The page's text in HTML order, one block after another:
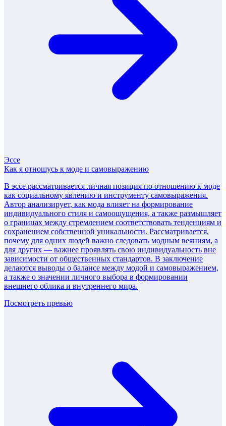
Эссе
Как я отношусь к моде и самовыражению
В эссе рассматривается личная позиция по отношению к моде
как социальному явлению и инструменту самовыражения.
Автор анализирует, как мода влияет на формирование
индивидуального стиля и самоощущения, а также размышляет
о границах между стремлением соответствовать тенденциям и
сохранением собственной уникальности. Рассматривается,
почему для одних людей важно следовать модным веяниям, а
для других — важнее проявлять свою индивидуальность вне
зависимости от общественных стандартов. В заключение
делаются выводы о балансе между модой и самовыражением,
а также о значении личного выбора в формировании
внешнего облика и внутреннего мира.
Посмотреть превью